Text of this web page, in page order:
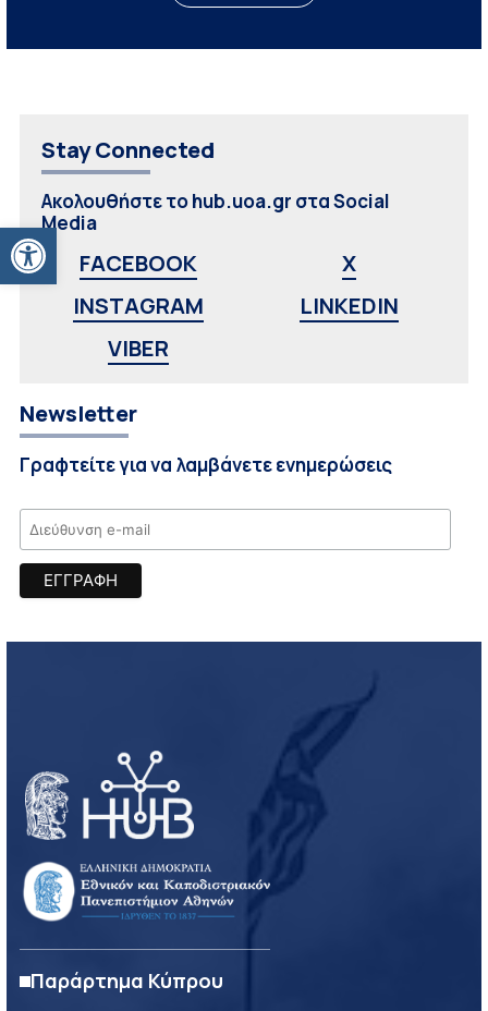
Ανοίξτε τη γραμμή εργαλείων
Stay Connected
Ακολουθήστε το hub.uoa.gr στα Social
Media
FACEBOOK
X
INSTAGRAM
LINKEDIN
VIBER
Newsletter
Γραφτείτε για να λαμβάνετε ενημερώσεις
Παράρτημα Κύπρου